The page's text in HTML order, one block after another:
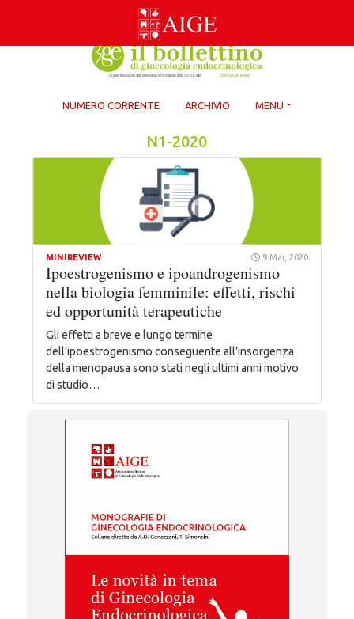
NUMERO CORRENTE ARCHIVIO MENU
N1-2020
MINIREVIEW 9 Mar, 2020
Ipoestrogenismo e ipoandrogenismo
nella biologia femminile: effetti, rischi
ed opportunità terapeutiche
Gli effetti a breve e lungo termine
dell’ipoestrogenismo conseguente all’insorgenza
della menopausa sono stati negli ultimi anni motivo
di studio…